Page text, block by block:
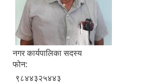
नगर कार्यपालिका सदस्य
फोन:
९८४४३२५४४३